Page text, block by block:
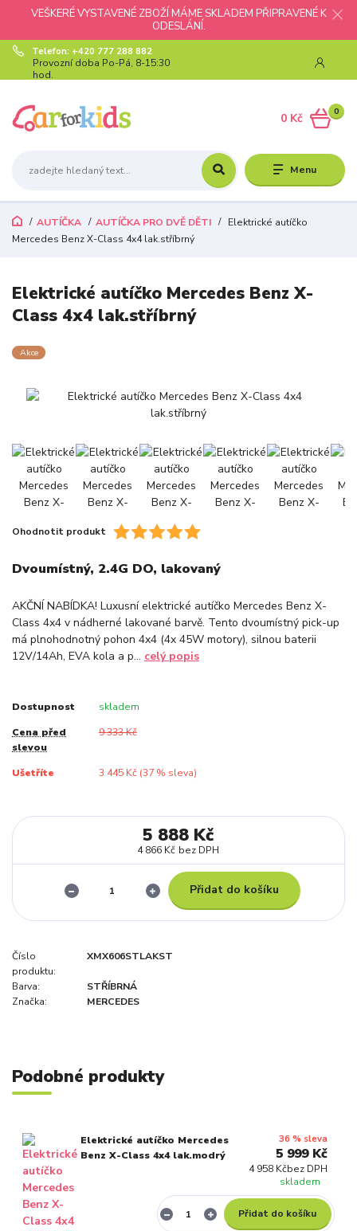
VEŠKERÉ VYSTAVENÉ ZBOŽÍ MÁME SKLADEM PŘIPRAVENÉ K
ODESLÁNÍ.
Menu
Telefon: +420 777 288 882
Provozní doba Po-Pá, 8-15:30
hod.
0
0 Kč
AUTÍČKA AUTÍČKA PRO DVĚ DĚTI
Elektrické autíčko
Mercedes Benz X-Class 4x4 lak.stříbrný
Elektrické autíčko Mercedes Benz X-
Class 4x4 lak.stříbrný
Akce
Ohodnotit produkt
Dvoumístný, 2.4G DO, lakovaný
AKČNÍ NABÍDKA! Luxusní elektrické autíčko Mercedes Benz X-
Class 4x4 v nádherné lakované barvě. Tento dvoumístný pick-up
má plnohodnotný pohon 4x4 (4x 45W motory), silnou baterii
12V/14Ah, EVA kola a p... celý popis
Dostupnost skladem
Cena před
slevou
9 333 Kč
Ušetříte 3 445 Kč (37% sleva)
5 888 Kč
4 866 Kč bez DPH
Přidat do košíku
Číslo
produktu:
XMX606STLAKST
Barva:
STŘÍBRNÁ
Značka:
MERCEDES
Podobné produkty
Elektrické autíčko Mercedes
Benz X-Class 4x4 lak.modrý
36 % sleva
5 999 Kč
4 958 Kčbez DPH
skladem
Přidat do košíku